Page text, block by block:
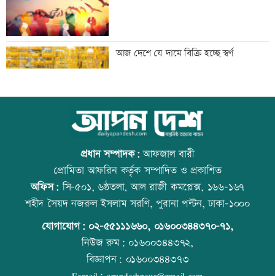
বাংলাদেশি পাঁচ হাজার কৃষি শ্রমিক নেবে
ওমান
স্বর্ণ খাতকে আনুষ্ঠানিক কাঠামোয় আনছে
সরকার, মতামত চাইল মন্ত্রণালয়
গবেষণা-দক্ষতা উন্নয়নে বাংলাদেশ-অস্ট্রেলিয়ার
নতুন উদ্যোগ
বিমানবন্দরে বাড়ছে নিরাপত্তা, বসছে অ্যান্টি-
আজ দেশে যে দামে বিক্রি হচ্ছে স্বর্ণ
আজ বিশ্ব বন্ধু দিবস
প্রতিমন্ত্রীকে ঘিরে ভাইরাল ভিডিওতে ছবি
জুড়ে অপপ্রচার: এলিন
বিশ্ব মাতৃদুগ্ধ দিবস আজ
প্রধান সম্পাদক:আফজাল বারী
প্রোমিতা আফরিন কর্তৃক সম্পাদিত ও প্রকাশিত
অফিস:সি-৫০১, ৬ষ্ঠতলা, আল রাজী কমপ্লেক্স, ১৬৬-১৬৭
শহীদ সৈয়দ নজরুল ইসলাম সরণি, পুরানা পল্টন, ঢাকা-১০০০
যোগাযোগ: ০২-৫৫১১১৬৬০, ০১৬০০৩৪৪৩৭০-৭১,
নিউজ রুম:০১৬০০৩৪৪৩৭২,
বিজ্ঞাপন: ০১৬০০৩৪৪৩৭৩